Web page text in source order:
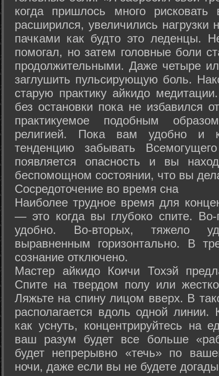
когда пришлось много
расширился, увеличились нагрузки
пачками как будто это леденцы.
помогал, но затем головные боли
продолжительными. Даже четыре
заглушить пульсирующую боль.
старую практику айкидо
без остановки пока не избавился
практикуемое подобным
религией. Пока вам удобно и
тенденцию забывать
появляется опасность и вы
беспомощном состоянии, что вы
Сосредоточение во время сна
Наиболее трудное время для
— это когда вы глубоко спите.
удобно. Во-вторых, тяжело
выравненным горизонтально. В
сознание отключено.
Мастер айкидо Коичи Тохэй
Спите на твердом полу или
Ляжьте на спину лицом вверх. В
располагается вдоль одной
как уснуть, концентрируйтесь на
ваш разум будет все больше
будет непрерывно «течь» по
ночи, даже если вы не будете